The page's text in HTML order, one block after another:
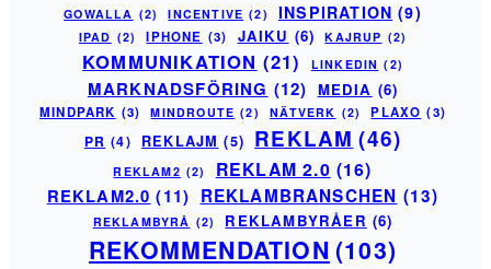
GOWALLA (2) INCENTIVE (2) INSPIRATION (9)
IPAD (2) IPHONE (3) JAIKU (6) KAJRUP (2)
KOMMUNIKATION (21) LINKEDIN (2)
MARKNADSFÖRING (12) MEDIA (6)
MINDPARK (3) MINDROUTE (2) NÄTVERK (2) PLAXO (3)
PR (4) REKLAJM (5) REKLAM (46)
REKLAM2 (2) REKLAM 2.0 (16)
REKLAM2.0 (11) REKLAMBRANSCHEN (13)
REKLAMBYRÅ (2) REKLAMBYRÅER (6)
REKOMMENDATION (103)